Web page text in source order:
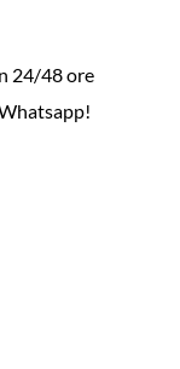
24/48 ore